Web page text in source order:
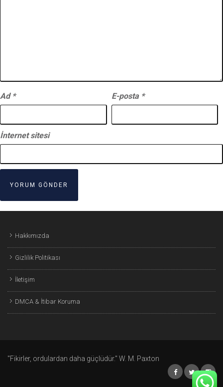
Ad * E-posta *
İnternet sitesi
Hakkımızda
Gizlilik Politikası
İletişim
DMCA & İtibar Koruma
"Fikirler, ordulardan daha güçlüdür." W. M. Paxton